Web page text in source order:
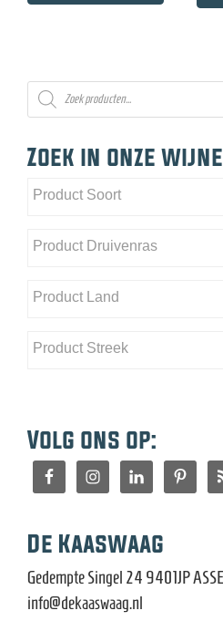
Producten
zoeken
Zoek in onze
Volg ons op:
De Kaaswaag
Gedempte Singel 24 9401JP
info@dekaaswaag.nl